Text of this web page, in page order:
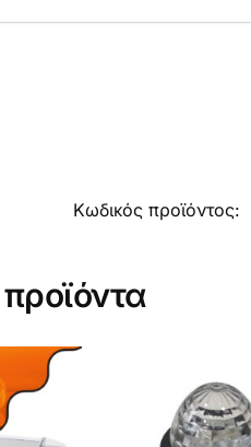
Κωδικός προϊόντος: